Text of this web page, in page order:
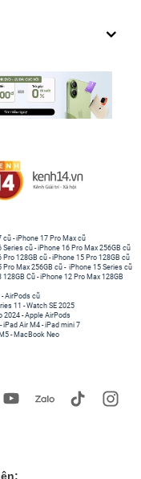
cũ -iPhone 17 Pro Max cũ
Series cũ - iPhone 16 Pro Max 256GB cũ
Pro 128GB cũ-iPhone 15 Pro 128GB cũ
Pro Max 256GB cũ - iPhone 15 Series cũ
128GB Cũ -iPhone 12 Pro Max 128GB
-AirPods cũ
11 -Watch SE 2025
2024-Apple AirPods
-iPad Air M4 -iPad mini 7
- MacBook Neo